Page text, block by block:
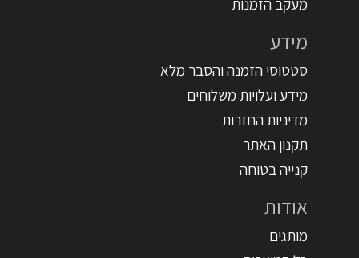
מעקב הזמנות
מידע
סטטוסי הזמנה והסבר מלא
מידע ועלויות משלוחים
מדיניות החזרות
תקנון האתר
קנייה בטוחה
אודות
מותגים